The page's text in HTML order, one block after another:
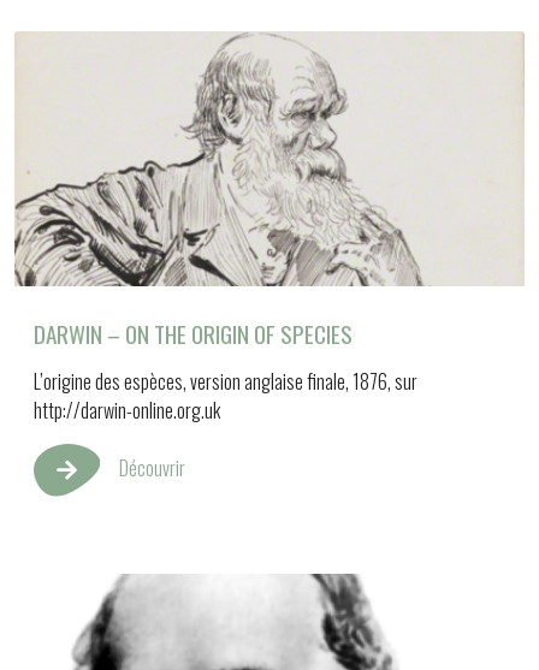
DARWIN – ON THE ORIGIN OF SPECIES
L’origine des espèces, version anglaise finale, 1876, sur
http://darwin-online.org.uk
Découvrir